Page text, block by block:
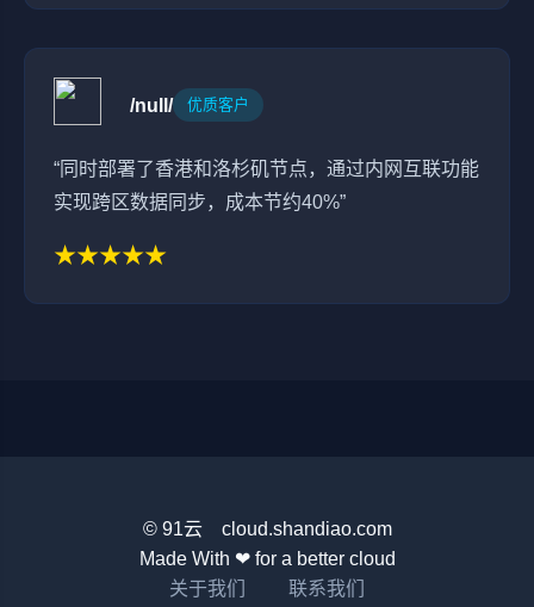
/null/ 优质客户
“同时部署了香港和洛杉矶节点，通过内网互联功能
实现跨区数据同步，成本节约40%”
★★★★★
© 91云 cloud.shandiao.com
Made With ❤ for a better cloud
关于我们
联系我们